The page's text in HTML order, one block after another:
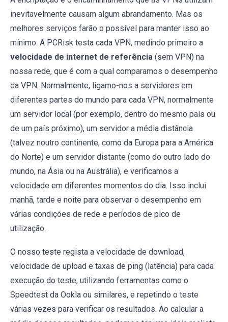
inevitavelmente causam algum abrandamento. Mas os
melhores serviços farão o possível para manter isso ao
mínimo. A PCRisk testa cada VPN, medindo primeiro a
velocidade de internet de referência (sem VPN) na
nossa rede, que é com a qual comparamos o desempenho
da VPN. Normalmente, ligamo-nos a servidores em
diferentes partes do mundo para cada VPN, normalmente
um servidor local (por exemplo, dentro do mesmo país ou
de um país próximo), um servidor a média distância
(talvez noutro continente, como da Europa para a América
do Norte) e um servidor distante (como do outro lado do
mundo, na Ásia ou na Austrália), e verificamos a
velocidade em diferentes momentos do dia. Isso inclui
manhã, tarde e noite para observar o desempenho em
várias condições de rede e períodos de pico de
utilização.
O nosso teste regista a velocidade de download,
velocidade de upload e taxas de ping (latência) para cada
execução do teste, utilizando ferramentas como o
Speedtest da Ookla ou similares, e repetindo o teste
várias vezes para verificar os resultados. Ao calcular a